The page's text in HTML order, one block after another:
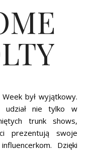
był wyjątkowy.
udział nie tylko w
trunk shows,
prezentują swoje
Dzięki